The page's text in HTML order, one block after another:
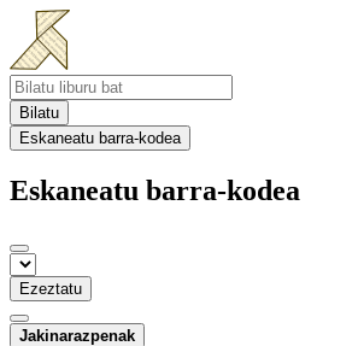
Bilatu
Eskaneatu barra-kodea
Eskaneatu barra-kodea
Ezeztatu
Jakinarazpenak